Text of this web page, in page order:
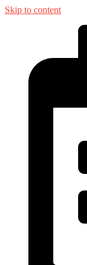
Skip to content